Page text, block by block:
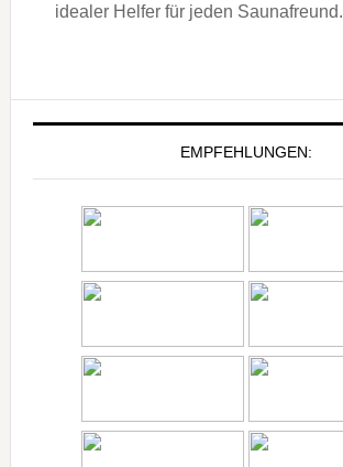
idealer Helfer für jeden Saunafreund.
EMPFEHLUNGEN: